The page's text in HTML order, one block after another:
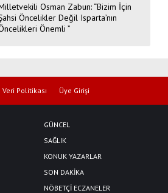
Osman Zabun: “Bizim İçin
Öncelikler Değil Isparta’nın
Önemli ”
Veri Politikası Üye Girişi
GÜNCEL
SAĞLIK
KONUK YAZARLAR
SON DAKİKA
NÖBETÇİ ECZANELER